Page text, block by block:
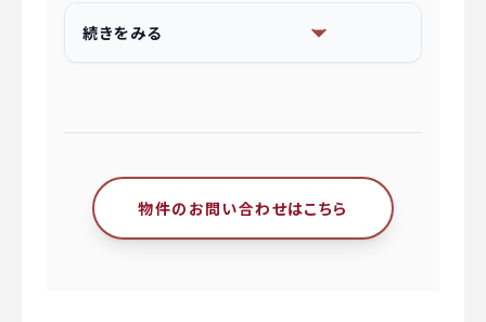
続きをみる
物件のお問い合わせはこちら